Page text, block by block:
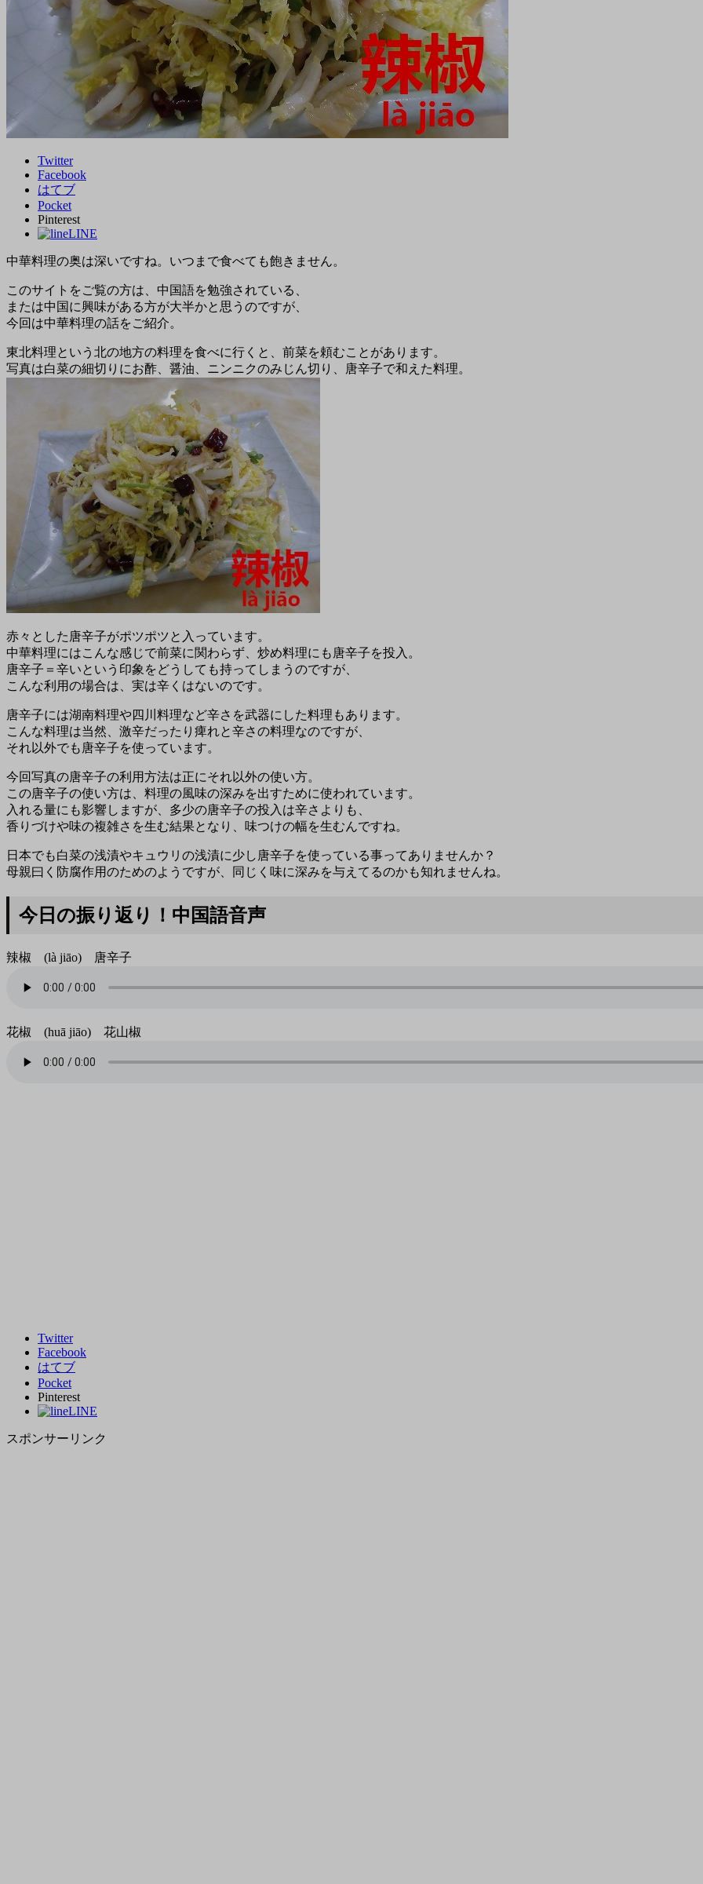
Twitter
Facebook
はてブ
Pocket
Pinterest
LINE
中華料理の奥は深いですね。いつまで食べても飽きません。
このサイトをご覧の方は、中国語を勉強されている、
または中国に興味がある方が大半かと思うのですが、
今回は中華料理の話をご紹介。
東北料理という北の地方の料理を食べに行くと、前菜を頼むことがあります。
写真は白菜の細切りにお酢、醤油、ニンニクのみじん切り、唐辛子で和えた料理。
赤々とした唐辛子がポツポツと入っています。
中華料理にはこんな感じで前菜に関わらず、炒め料理にも唐辛子を投入。
唐辛子＝辛いという印象をどうしても持ってしまうのですが、
こんな利用の場合は、実は辛くはないのです。
唐辛子には湖南料理や四川料理など辛さを武器にした料理もあります。
こんな料理は当然、激辛だったり痺れと辛さの料理なのですが、
それ以外でも唐辛子を使っています。
今回写真の唐辛子の利用方法は正にそれ以外の使い方。
この唐辛子の使い方は、料理の風味の深みを出すために使われています。
入れる量にも影響しますが、多少の唐辛子の投入は辛さよりも、
香りづけや味の複雑さを生む結果となり、味つけの幅を生むんですね。
日本でも白菜の浅漬やキュウリの浅漬に少し唐辛子を使っている事ってありませんか？
母親曰く防腐作用のためのようですが、同じく味に深みを与えてるのかも知れませんね。
今日の振り返り！中国語音声
辣椒 (là jiāo) 唐辛子
花椒 (huā jiāo) 花山椒
Twitter
Facebook
はてブ
Pocket
Pinterest
LINE
スポンサーリンク